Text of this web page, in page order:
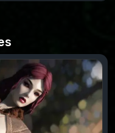
de
a pasta de dados